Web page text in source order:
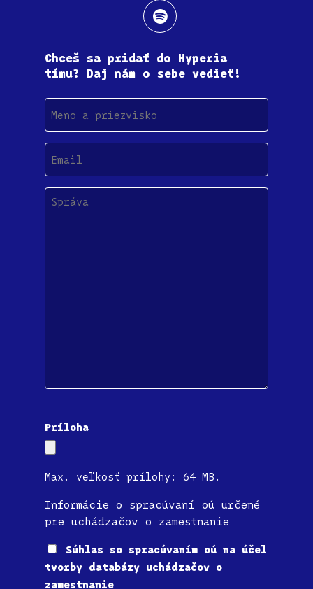
Chceš sa pridať do Hyperia
tímu? Daj nám o sebe vedieť!
priezvisko
Správa
Príloha
Max. veľkosť prílohy: 64 MB.
Informácie o spracúvaní oú určené
pre uchádzačov o zamestnanie
SúhlasSúhlas so spracúvaním oú na účel
tvorby databázy uchádzačov o
zamestnanie